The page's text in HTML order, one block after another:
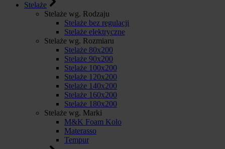
Stelaże
Stelaże wg. Rodzaju
Stelaże bez regulacji
Stelaże elektryczne
Stelaże wg. Rozmiaru
Stelaże 80x200
Stelaże 90x200
Stelaże 100x200
Stelaże 120x200
Stelaże 140x200
Stelaże 160x200
Stelaże 180x200
Stelaże wg. Marki
M&K Foam Kolo
Materasso
Tempur